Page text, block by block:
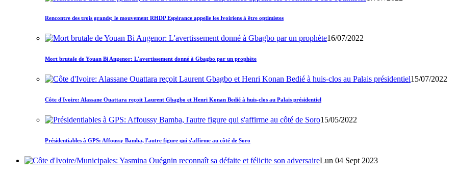
Rencontre des trois grands; le mouvement RHDP Espérance appelle les Ivoiriens à être optimistes
16/07/2022
Mort brutale de Youan Bi Angenor: L'avertissement donné à Gbagbo par un prophète
15/07/2022
Côte d'Ivoire: Alassane Ouattara reçoit Laurent Gbagbo et Henri Konan Bedié à huis-clos au Palais présidentiel
15/05/2022
Présidentiables à GPS: Affoussy Bamba, l'autre figure qui s'affirme au côté de Soro
Lun 04 Sept 2023